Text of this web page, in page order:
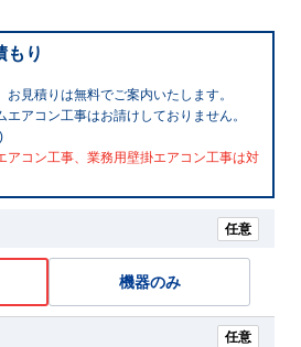
もり
見積りは無料でご案内いたします。
アコン工事はお請けしておりません。
コン工事、業務用壁掛エアコン工事は対
任意
機器のみ
任意